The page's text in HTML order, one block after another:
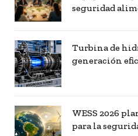
seguridad
Turbina de
generación
WESS 2026
para la